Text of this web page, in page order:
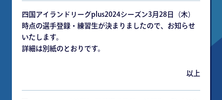
四国アイランドリーグplus2024シーズン3月28日（木）
時点の選手登録・練習生が決まりましたので、お知らせ
いたします。
詳細は別紙のとおりです。
以上